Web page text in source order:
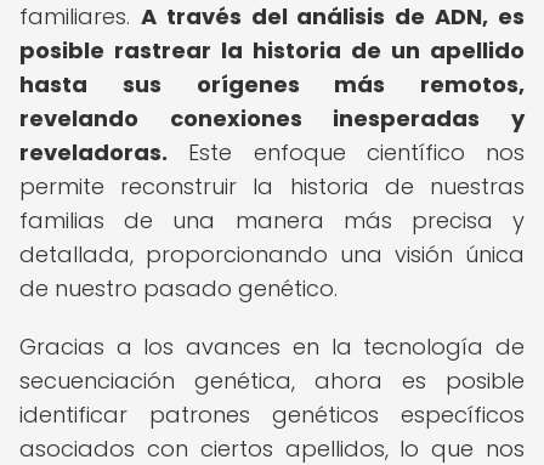
familiares. A través del análisis de ADN, es
posible rastrear la historia de un apellido
hasta sus orígenes más remotos,
revelando conexiones inesperadas y
reveladoras. Este enfoque científico nos
permite reconstruir la historia de nuestras
familias de una manera más precisa y
detallada, proporcionando una visión única
de nuestro pasado genético.
Gracias a los avances en la tecnología de
secuenciación genética, ahora es posible
identificar patrones genéticos específicos
asociados con ciertos apellidos, lo que nos